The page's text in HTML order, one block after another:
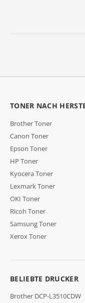
TONER NACH
Brother Toner
Canon Toner
Epson Toner
HP Toner
Kyocera Toner
Lexmark Toner
OKI Toner
Ricoh Toner
Samsung Toner
Xerox Toner
BELIEBTE DRUCKER
Brother DCP-L3510CDW